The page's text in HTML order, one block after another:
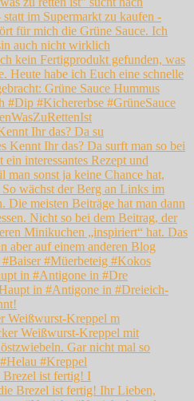
Ihr das? Da su
in #Antigone in #Dre
Weißwurst-Kreppel m
Brezel ist fertig! I